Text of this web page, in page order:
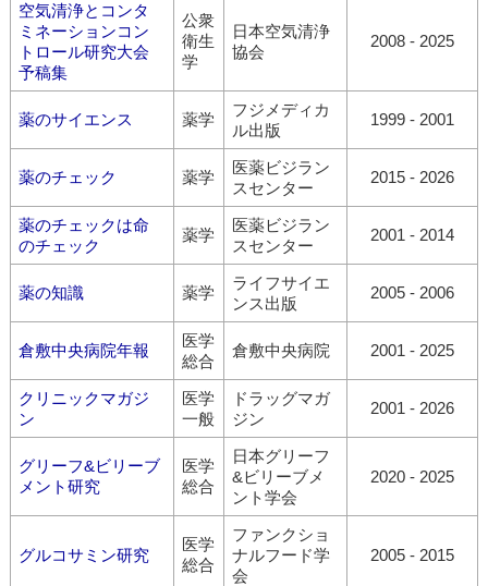
空気清浄とコンタ
ミネーションコン
トロール研究大会
予稿集
公衆
衛生
学
日本空気清浄
協会
2008 - 2025
薬のサイエンス 薬学
フジメディカ
ル出版
1999 - 2001
薬のチェック 薬学
医薬ビジラン
スセンター
2015 - 2026
薬のチェックは命
のチェック
薬学
医薬ビジラン
スセンター
2001 - 2014
薬の知識 薬学
ライフサイエ
ンス出版
2005 - 2006
倉敷中央病院年報
医学
総合
倉敷中央病院 2001 - 2025
クリニックマガジ
ン
医学
一般
ドラッグマガ
ジン
2001 - 2026
グリーフ&ビリーブ
メント研究
医学
総合
日本グリーフ
&ビリーブメ
ント学会
2020 - 2025
グルコサミン研究
医学
総合
ファンクショ
ナルフード学
会
2005 - 2015